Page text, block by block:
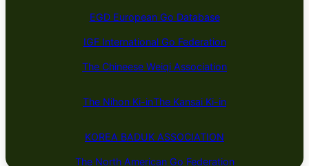
EGD European Go Database
IGF International Go Federation
The Chineese Weiqi Association
The Nihon Ki-inThe Kansai Ki-in
KOREA BADUK ​​​​ASSOCIATION
The North American Go Federation